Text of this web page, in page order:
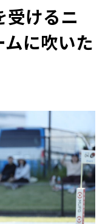
受けるニ
に吹いた